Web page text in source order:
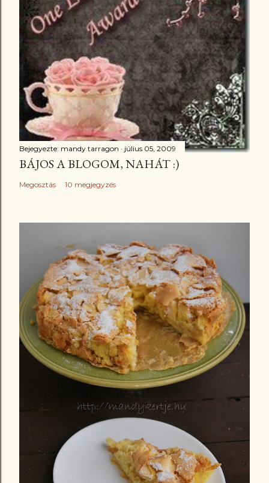
Bejegyezte: mandy tarragon július 05, 2009
BÁJOS A BLOGOM, NAHÁT :)
Megosztás 10 megjegyzés